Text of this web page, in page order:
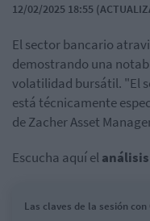
12/02/2025 18:55
El sector bancario
demostrando una
volatilidad bursátil. "El
está técnicamente
de Zacher Asset
Escucha aquí el
Las claves de la sesión